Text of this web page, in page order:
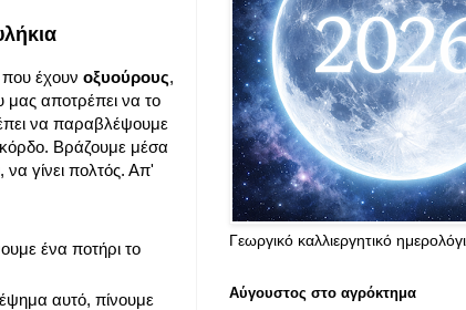
έχουν οξυούρους,
μας αποτρέπει να το
να παραβλέψουμε
Βράζουμε μέσα
γίνει πολτός. Απ'
ένα ποτήρι το
αυτό, πίνουμε
Γεωργικό καλλιεργητικό
Αύγουστος στο αγρόκτημα